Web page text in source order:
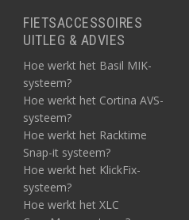
FIETSACCESSOIRES
UITLEG & ADVIES
Hoe werkt het Basil MIK-
systeem?
Hoe werkt het Cortina AVS-
systeem?
Hoe werkt het Racktime
Snap-it systeem?
Hoe werkt het KlickFix-
systeem?
Hoe werkt het XLC